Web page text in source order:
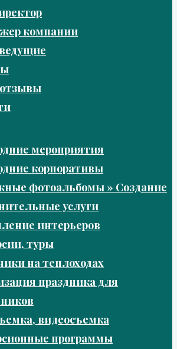
компании
мероприятия
корпоративы
фотоальбомы » Создание
услуги
интерьеров
туры
на теплоходах
праздника для
видеосъемка
программы